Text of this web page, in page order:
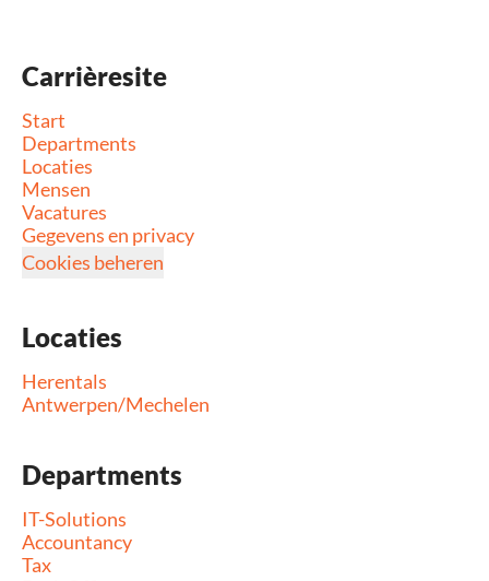
Carrièresite
Start
Departments
Locaties
Mensen
Vacatures
Gegevens en privacy
Cookies beheren
Locaties
Herentals
Antwerpen/Mechelen
Departments
IT-Solutions
Accountancy
Tax